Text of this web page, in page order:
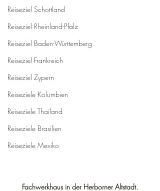
Reiseziel Schottland
Reiseziel Rheinland-Pfalz
Reiseziel Baden-Württemberg
Reiseziel Frankreich
Reiseziel Zypern
Reiseziele Kolumbien
Reiseziele Thailand
Reiseziele Brasilien
Reiseziele Mexiko
Fachwerkhaus in der Herborner Altstadt.